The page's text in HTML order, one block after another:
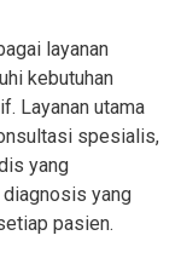
layanan
kebutuhan
Layanan utama
spesialis,
yang
yang
pasien.